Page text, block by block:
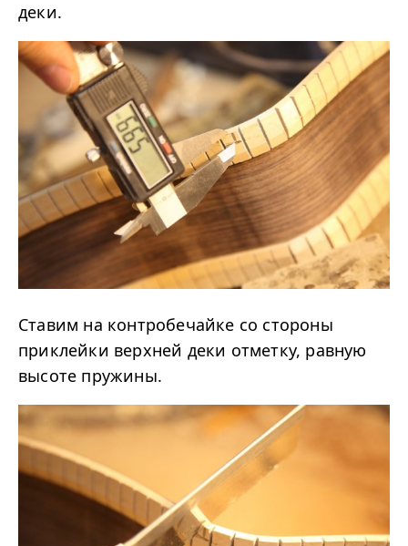
деки.
Ставим на контробечайке со стороны
приклейки верхней деки отметку, равную
высоте пружины.